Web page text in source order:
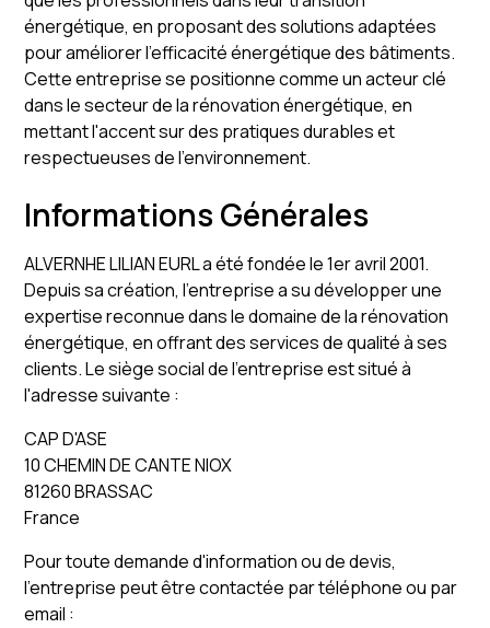
énergétique, en proposant des solutions adaptées
pour améliorer l'efficacité énergétique des bâtiments.
Cette entreprise se positionne comme un acteur clé
dans le secteur de la rénovation énergétique, en
mettant l'accent sur des pratiques durables et
respectueuses de l'environnement.
Informations Générales
ALVERNHE LILIAN EURL a été fondée le 1er avril 2001.
Depuis sa création, l'entreprise a su développer une
expertise reconnue dans le domaine de la rénovation
énergétique, en offrant des services de qualité à ses
clients. Le siège social de l'entreprise est situé à
l'adresse suivante :
CAP D'ASE
10 CHEMIN DE CANTE NIOX
81260 BRASSAC
France
Pour toute demande d'information ou de devis,
l'entreprise peut être contactée par téléphone ou par
email :